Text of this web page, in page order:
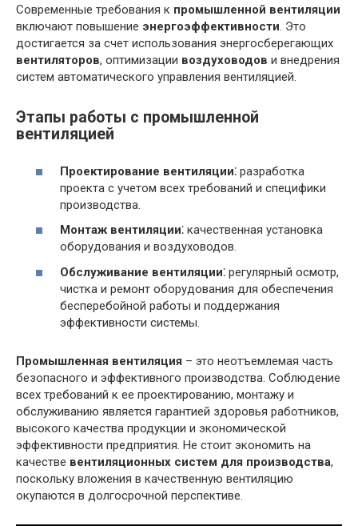
Современные требования к промышленной вентиляции
включают повышение энергоэффективности. Это
достигается за счет использования энергосберегающих
вентиляторов, оптимизации воздуховодов и внедрения
систем автоматического управления вентиляцией.
Этапы работы с промышленной
вентиляцией
Проектирование вентиляции⁚ разработка
проекта с учетом всех требований и специфики
производства.
Монтаж вентиляции⁚ качественная установка
оборудования и воздуховодов.
Обслуживание вентиляции⁚ регулярный осмотр,
чистка и ремонт оборудования для обеспечения
бесперебойной работы и поддержания
эффективности системы.
Промышленная вентиляция – это неотъемлемая часть
безопасного и эффективного производства. Соблюдение
всех требований к ее проектированию, монтажу и
обслуживанию является гарантией здоровья работников,
высокого качества продукции и экономической
эффективности предприятия. Не стоит экономить на
качестве вентиляционных систем для производства,
поскольку вложения в качественную вентиляцию
окупаются в долгосрочной перспективе.